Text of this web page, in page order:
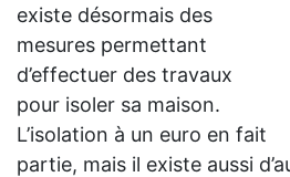
existe désormais des
mesures permettant
d’effectuer des travaux
pour isoler sa maison.
L’isolation à un euro en fait
partie, mais il existe aussi